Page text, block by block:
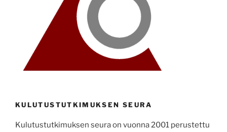
KULUTUSTUTKIMUKSEN SEURA
Kulutustutkimuksen seura on vuonna 2001 perustettu